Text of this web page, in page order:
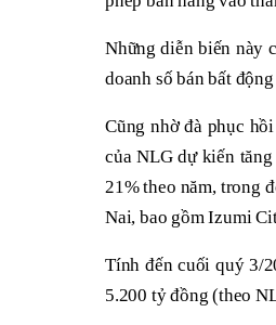
Những diễn biến này
doanh số bán bất
Cũng nhờ đà phục
của NLG dự kiến
21% theo năm, trong
Nai, bao gồm Izumi
Tính đến cuối quý 3/
5.200 tỷ đồng (theo